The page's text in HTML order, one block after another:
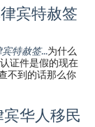
宾特赦签
宾特赦签...为什么
证件是假的现在
不到的话那么你
华人移民